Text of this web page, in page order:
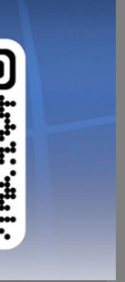
cấu trúc thông
ngăn ngừa mồ
khối
hồi cao. Công
các các đinh
học hỗ trợ
chuyển hướng